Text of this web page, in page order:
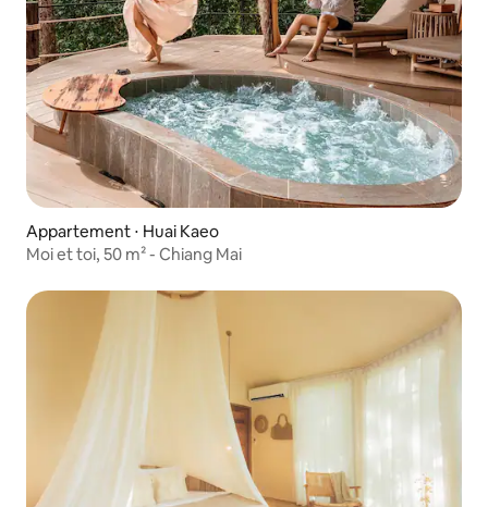
Appartement ⋅ Huai Kaeo
Moi et toi, 50 m² - Chiang Mai